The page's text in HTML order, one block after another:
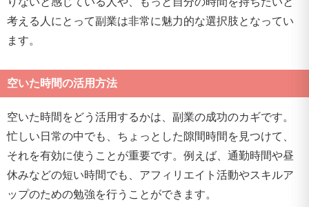
考える人にとって副業は非常に魅力的な選択肢となってい
ます。
空いた時間の活用方法
空いた時間をどう活用するかは、副業の成功のカギです。
忙しい日常の中でも、ちょっとした隙間時間を見つけて、
それを有効に使うことが重要です。例えば、通勤時間や昼
休みなどの短い時間でも、アフィリエイト活動やスキルア
ップのための勉強を行うことができます。